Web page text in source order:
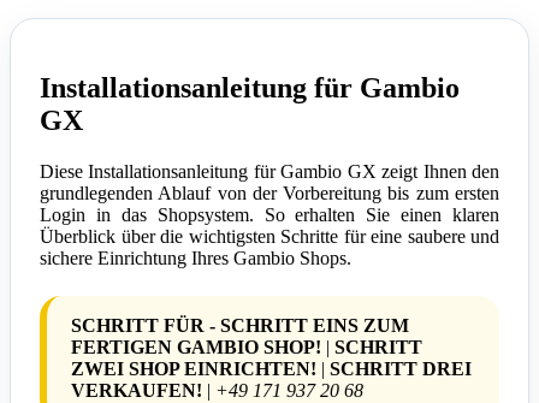
Installationsanleitung für Gambio
GX
Diese Installationsanleitung für Gambio GX zeigt Ihnen den
grundlegenden Ablauf von der Vorbereitung bis zum ersten
Login in das Shopsystem. So erhalten Sie einen klaren
Überblick über die wichtigsten Schritte für eine saubere und
sichere Einrichtung Ihres Gambio Shops.
SCHRITT FÜR - SCHRITT EINS ZUM
FERTIGEN GAMBIO SHOP! | SCHRITT
ZWEI SHOP EINRICHTEN! | SCHRITT DREI
VERKAUFEN! | +49 171 937 20 68